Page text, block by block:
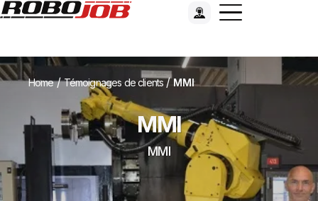
Home/Témoignages de clients/MMI
MMI
MMI